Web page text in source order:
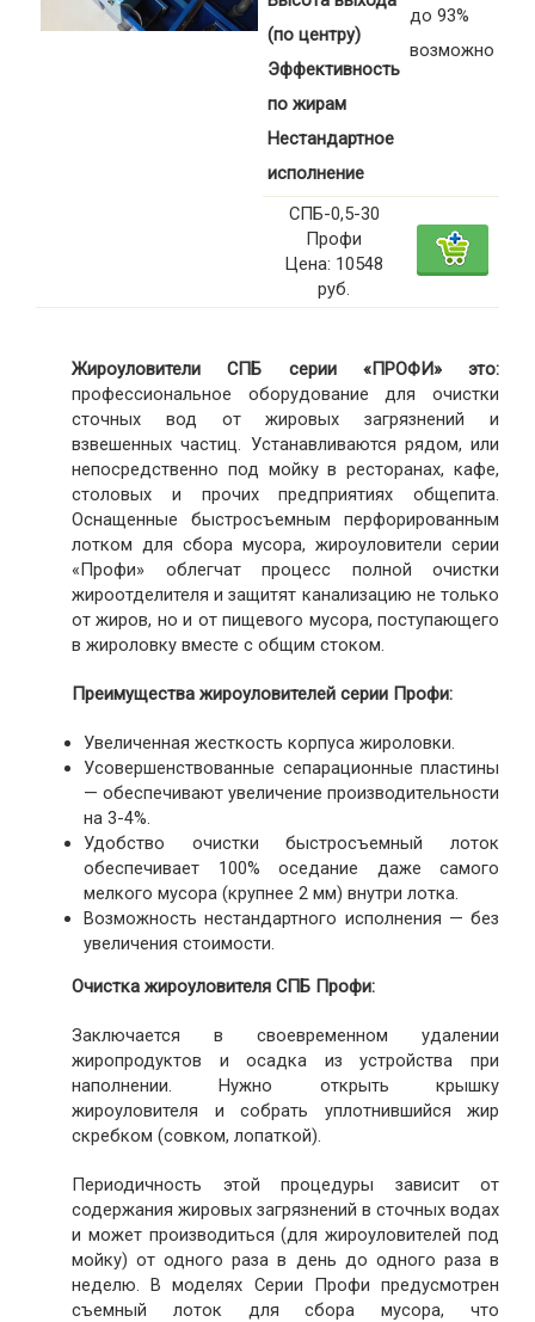
(по центру)
Эффективность
по жирам
Нестандартное
исполнение
до 93%
возможно
СПБ-0,5-30
Профи
Цена: 10548
руб.
Жироуловители СПБ серии «ПРОФИ» это:
профессиональное оборудование для очистки
сточных вод от жировых загрязнений и
взвешенных частиц. Устанавливаются рядом, или
непосредственно под мойку в ресторанах, кафе,
столовых и прочих предприятиях общепита.
Оснащенные быстросъемным перфорированным
лотком для сбора мусора, жироуловители серии
«Профи» облегчат процесс полной очистки
жироотделителя и защитят канализацию не только
от жиров, но и от пищевого мусора, поступающего
в жироловку вместе с общим стоком.
Преимущества жироуловителей серии Профи:
Увеличенная жесткость корпуса жироловки.
Усовершенствованные сепарационные пластины
— обеспечивают увеличение производительности
на 3-4%.
Удобство очистки быстросъемный лоток
обеспечивает 100% оседание даже самого
мелкого мусора (крупнее 2 мм) внутри лотка.
Возможность нестандартного исполнения — без
увеличения стоимости.
Очистка жироуловителя СПБ Профи:
Заключается в своевременном удалении
жиропродуктов и осадка из устройства при
наполнении. Нужно открыть крышку
жироуловителя и собрать уплотнившийся жир
скребком (совком, лопаткой).
Периодичность этой процедуры зависит от
содержания жировых загрязнений в сточных водах
и может производиться (для жироуловителей под
мойку) от одного раза в день до одного раза в
неделю. В моделях Серии Профи предусмотрен
съемный лоток для сбора мусора, что